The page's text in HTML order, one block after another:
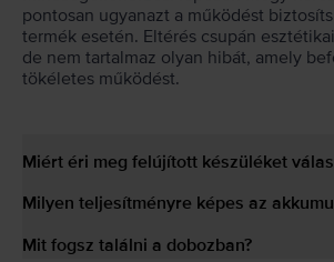
pontosan ugyanazt a működést
termék esetén. Eltérés csupán
de nem tartalmaz olyan hibát, amely
tökéletes működést.
Miért éri meg felújított készüléket
Milyen teljesítményre képes az
Mit fogsz találni a dobozban?